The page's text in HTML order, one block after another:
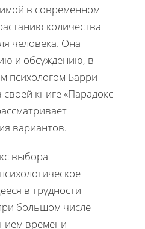
в современном
количества
человека. Она
и обсуждению, в
психологом Барри
книге «Парадокс
вариантов.
выбора
в трудности
большом числе
времени